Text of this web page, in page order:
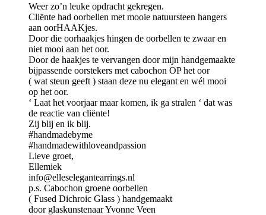
Weer zo’n leuke opdracht gekregen.
Cliënte had oorbellen met mooie natuursteen hangers
aan oorHAAKjes.
Door die oorhaakjes hingen de oorbellen te zwaar en
niet mooi aan het oor.
Door de haakjes te vervangen door mijn handgemaakte
bijpassende oorstekers met cabochon OP het oor
( wat steun geeft ) staan deze nu elegant en wél mooi
op het oor.
‘ Laat het voorjaar maar komen, ik ga stralen ‘ dat was
de reactie van cliënte!
Zij blij en ik blij.
#handmadebyme
#handmadewithloveandpassion
Lieve groet,
Ellemiek
info@elleselegantearrings.nl
p.s. Cabochon groene oorbellen
( Fused Dichroic Glass ) handgemaakt
door glaskunstenaar Yvonne Veen